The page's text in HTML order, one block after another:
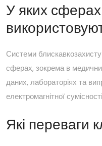
У яких
Системи
сферах, зокрема в
даних, лабораторіях та
електромагнітної
Які переваги